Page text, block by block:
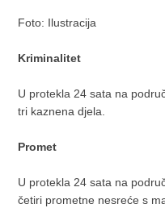
Foto: Ilustracija
Kriminalitet
U protekla 24 sata na
tri kaznena djela.
Promet
U protekla 24 sata na
četiri prometne nesreće s